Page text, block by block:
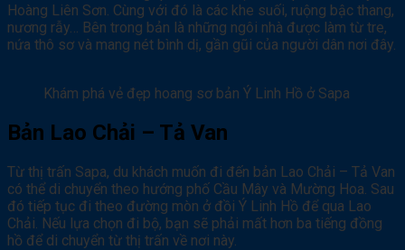
Hoàng Liên Sơn. Cùng với đó là các khe suối, ruộng bậc thang,
nương rẫy… Bên trong bản là những ngôi nhà được làm từ tre,
nứa thô sơ và mang nét bình dị, gần gũi của người dân nơi đây.
Khám phá vẻ đẹp hoang sơ bản Ý Linh Hồ ở Sapa
Bản Lao Chải – Tả Van
Từ thị trấn Sapa, du khách muốn đi đến bản Lao Chải – Tả Van
có thể di chuyển theo hướng phố Cầu Mây và Mường Hoa. Sau
đó tiếp tục đi theo đường mòn ở đồi Ý Linh Hồ để qua Lao
Chải. Nếu lựa chọn đi bộ, bạn sẽ phải mất hơn ba tiếng đồng
hồ để di chuyển từ thị trấn về nơi này.